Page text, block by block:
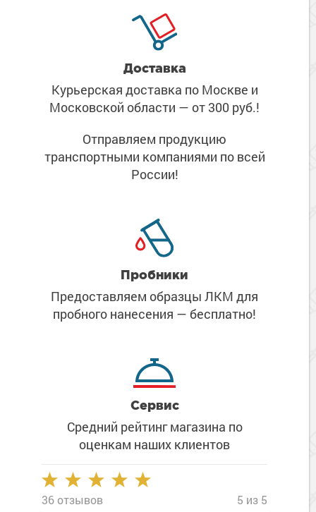
Доставка
Курьерская доставка по Москве и
Московской области — от 300 руб.!
Отправляем продукцию
транспортными компаниями по всей
России!
Пробники
Предоставляем образцы ЛКМ для
пробного нанесения — бесплатно!
Сервис
Средний рейтинг магазина по
оценкам наших клиентов
36 отзывов 5 из 5